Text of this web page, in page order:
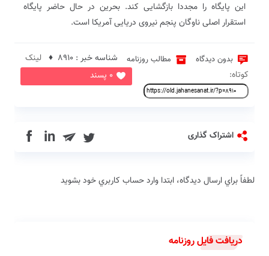
این پایگاه را مجددا بازگشایی کند. بحرین در حال حاضر پایگاه
استقرار اصلی ناوگان پنجم نیروی دریایی آمریکا است.
بدون دیدگاه مطالب روزنامه
0 پسند
شناسه خبر : 8910 ♦
لینک
کوتاه:
اشتراک گذاری in
لطفاً براي ارسال دیدگاه، ابتدا وارد حساب كاربري خود بشويد
دریافت فایل روزنامه